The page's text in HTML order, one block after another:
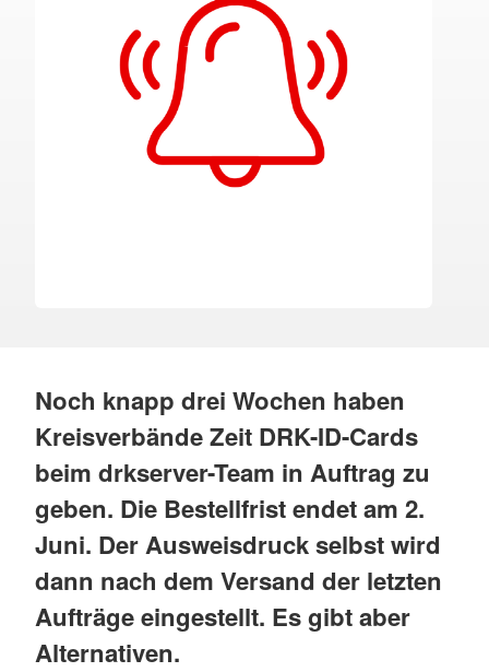
Noch knapp drei Wochen haben
Kreisverbände Zeit DRK-ID-Cards
beim drkserver-Team in Auftrag zu
geben. Die Bestellfrist endet am 2.
Juni. Der Ausweisdruck selbst wird
dann nach dem Versand der letzten
Aufträge eingestellt. Es gibt aber
Alternativen.